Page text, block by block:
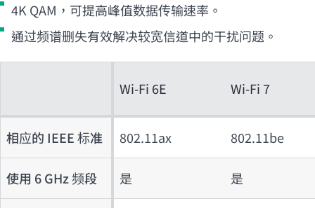
4K QAM，可提高峰值数据传输速率。
通过频谱删失有效解决较宽信道中的干扰问题。
Wi-Fi 6E Wi-Fi 7
相应的 IEEE 标准 802.11ax 802.11be
使用 6 GHz 频段 是 是